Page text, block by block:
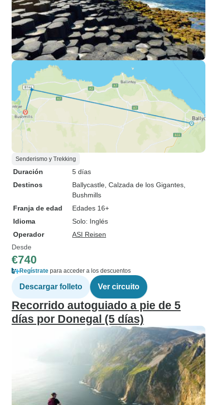
Senderismo y Trekking
Duración
5 días
Destinos
Ballycastle , Calzada de los Gigantes
Bushmills
Franja de edad
Edades 16+
Idioma
Solo: Inglés
Operador
ASI Reisen
Desde
€740
Regístrate para acceder a los descuentos
Descargar folleto Ver circuito
Recorrido autoguiado a pie de 5
días por Donegal (5 días)